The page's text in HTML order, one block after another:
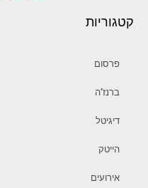
קטגוריות
פרסום
ברנז’ה
דיגיטל
הייטק
אירועים